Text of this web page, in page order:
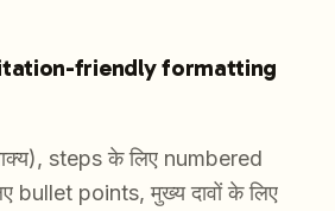
friendly formatting
steps के लिए numbered
bullet points, मुख्य दावों के लिए